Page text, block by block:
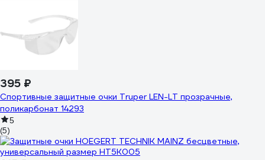
395 ₽
Спортивные защитные очки Truper LEN-LT прозрачные,
поликарбонат 14293
5
(5)